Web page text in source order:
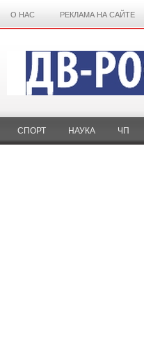
О НАС РЕКЛАМА НА САЙТЕ
СПОРТ НАУКА ЧП